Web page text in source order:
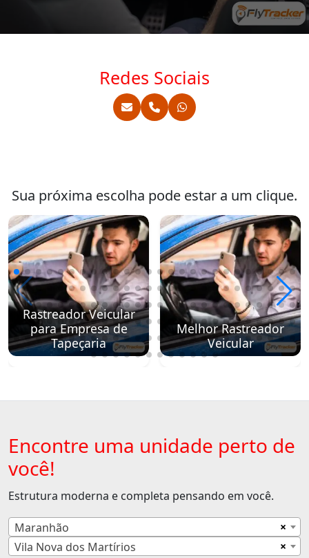
Redes Sociais
Sua próxima escolha pode estar a um clique.
Rastreador Veicular
para Empresa de
Tapeçaria
Melhor Rastreador
Veicular
Encontre uma unidade perto de
você!
Estrutura moderna e completa pensando em você.
×
Maranhão
×
Vila Nova dos Martírios